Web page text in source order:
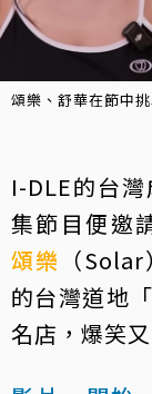
頌樂、舒華在節中
I-DLE的台灣
集節目便邀
頌樂 （
的台灣道地
名店，爆笑